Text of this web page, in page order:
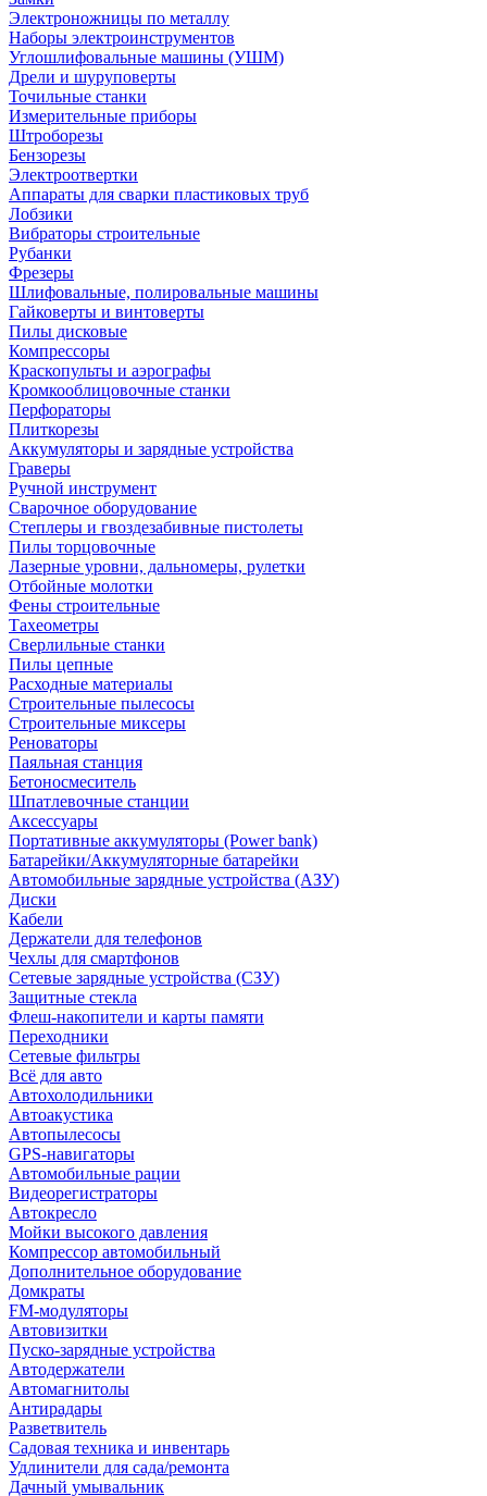
Электроножницы по металлу
Наборы электроинструментов
Углошлифовальные машины (УШМ)
Дрели и шуруповерты
Точильные станки
Измерительные приборы
Штроборезы
Бензорезы
Электроотвертки
Аппараты для сварки пластиковых труб
Лобзики
Вибраторы строительные
Рубанки
Фрезеры
Шлифовальные, полировальные машины
Гайковерты и винтоверты
Пилы дисковые
Компрессоры
Краскопульты и аэрографы
Кромкооблицовочные станки
Перфораторы
Плиткорезы
Аккумуляторы и зарядные устройства
Граверы
Ручной инструмент
Сварочное оборудование
Степлеры и гвоздезабивные пистолеты
Пилы торцовочные
Лазерные уровни, дальномеры, рулетки
Отбойные молотки
Фены строительные
Тахеометры
Сверлильные станки
Пилы цепные
Расходные материалы
Строительные пылесосы
Строительные миксеры
Реноваторы
Паяльная станция
Бетоносмеситель
Шпатлевочные станции
Аксессуары
Портативные аккумуляторы (Power bank)
Батарейки/Аккумуляторные батарейки
Автомобильные зарядные устройства (АЗУ)
Диски
Кабели
Держатели для телефонов
Чехлы для смартфонов
Сетевые зарядные устройства (СЗУ)
Защитные стекла
Флеш-накопители и карты памяти
Переходники
Сетевые фильтры
Всё для авто
Автохолодильники
Автоакустика
Автопылесосы
GPS-навигаторы
Автомобильные рации
Видеорегистраторы
Автокресло
Мойки высокого давления
Компрессор автомобильный
Дополнительное оборудование
Домкраты
FM-модуляторы
Автовизитки
Пуско-зарядные устройства
Автодержатели
Автомагнитолы
Антирадары
Разветвитель
Садовая техника и инвентарь
Удлинители для сада/ремонта
Дачный умывальник